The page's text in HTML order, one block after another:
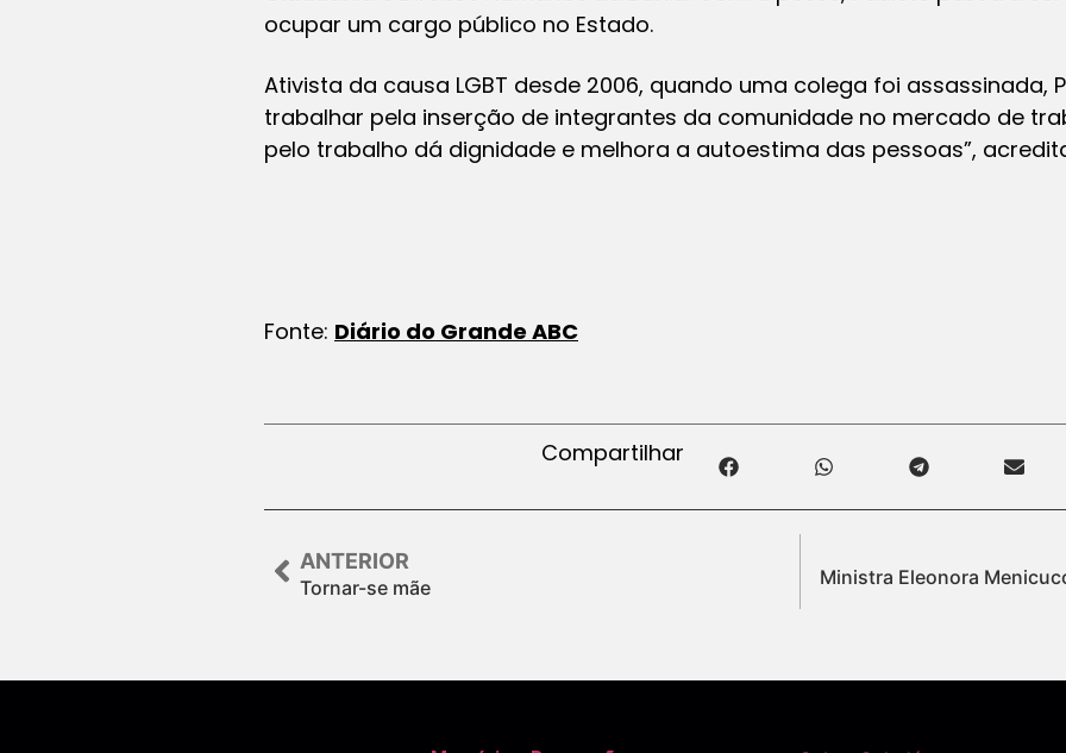
ocupar um cargo público no Estado.
Ativista da causa LGBT desde 2006, quando uma colega foi assassinada,
trabalhar pela inserção de integrantes da comunidade no mercado de
pelo trabalho dá dignidade e melhora a autoestima das pessoas”,
Fonte: Diário do Grande ABC
Compartilhar
ANTERIOR
Tornar-se mãe
Ministra Eleonora